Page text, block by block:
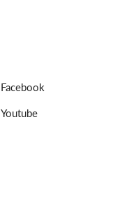
Facebook
Youtube